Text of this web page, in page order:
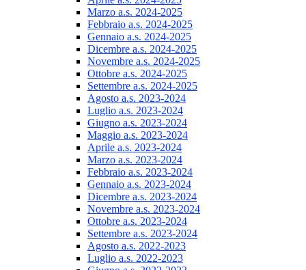
Marzo a.s. 2024-2025
Febbraio a.s. 2024-2025
Gennaio a.s. 2024-2025
Dicembre a.s. 2024-2025
Novembre a.s. 2024-2025
Ottobre a.s. 2024-2025
Settembre a.s. 2024-2025
Agosto a.s. 2023-2024
Luglio a.s. 2023-2024
Giugno a.s. 2023-2024
Maggio a.s. 2023-2024
Aprile a.s. 2023-2024
Marzo a.s. 2023-2024
Febbraio a.s. 2023-2024
Gennaio a.s. 2023-2024
Dicembre a.s. 2023-2024
Novembre a.s. 2023-2024
Ottobre a.s. 2023-2024
Settembre a.s. 2023-2024
Agosto a.s. 2022-2023
Luglio a.s. 2022-2023